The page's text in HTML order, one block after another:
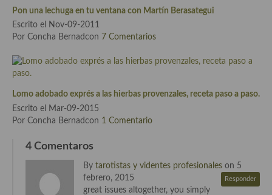
Cocina Coreana
Cocina HIndú
Cocina del Pacifico
Cocina filipina
Cocina de Madagascar
Cocina Africana
Pon una lechuga en tu ventana con Martín Berasategui
Escrito el Nov-09-2011
Por Concha Bernadcon 7 Comentarios
Lomo adobado exprés a las hierbas provenzales, receta paso a paso.
Escrito el Mar-09-2015
Por Concha Bernadcon 1 Comentario
4 Comentaros
By tarotistas y videntes profesionales on 5
febrero, 2015
Responder
great issues altogether, you simply